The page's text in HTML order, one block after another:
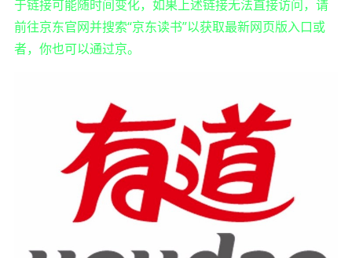
于链接可能随时间变化，如果上述链接无法直接访问，请
前往京东官网并搜索“京东读书”以获取最新网页版入口或
者，你也可以通过京。